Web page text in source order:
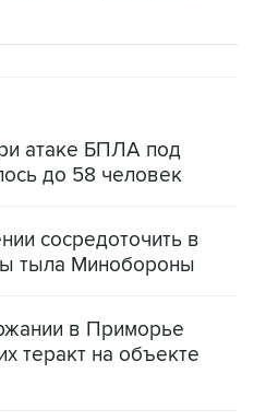
атаке БПЛА под
сосредоточить в
в Приморье
и ИИ на службе у